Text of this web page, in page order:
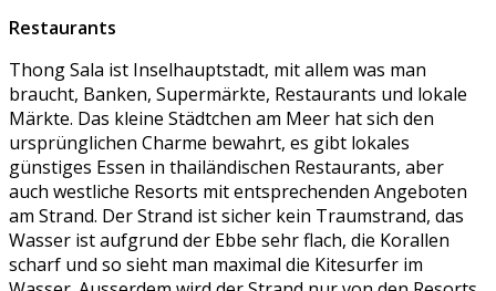
Restaurants
Thong Sala ist Inselhauptstadt, mit allem was man
braucht, Banken, Supermärkte, Restaurants und lokale
Märkte. Das kleine Städtchen am Meer hat sich den
ursprünglichen Charme bewahrt, es gibt lokales
günstiges Essen in thailändischen Restaurants, aber
auch westliche Resorts mit entsprechenden Angeboten
am Strand. Der Strand ist sicher kein Traumstrand, das
Wasser ist aufgrund der Ebbe sehr flach, die Korallen
scharf und so sieht man maximal die Kitesurfer im